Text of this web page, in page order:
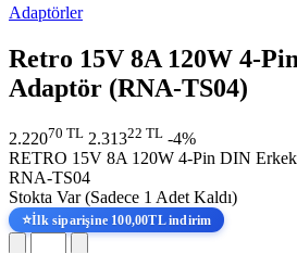
Adaptörler
Retro 15V 8A 120W 4-
Adaptör (RNA-TS04)
2.22070 TL 2.31322 TL -4%
RETRO 15V 8A 120W 4-Pin DIN
RNA-TS04
Stokta Var (Sadece 1 Adet Kaldı)
⭐İlk siparişine 100,00TL indirim